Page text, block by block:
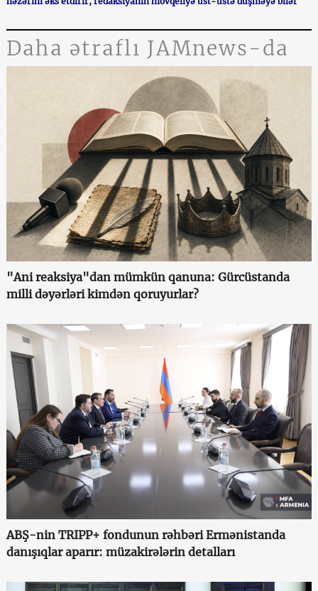
Daha ətraflı JAMnews-da
"Ani reaksiya"dan mümkün qanuna: Gürcüstanda
milli dəyərləri kimdən qoruyurlar?
ABŞ-nin TRIPP+ fondunun rəhbəri Ermənistanda
danışıqlar aparır: müzakirələrin detalları